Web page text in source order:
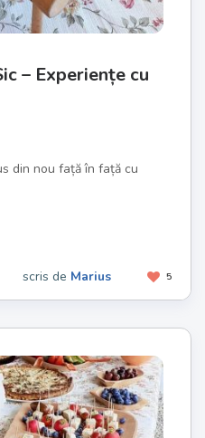
– Experiențe cu
din nou față în față cu
5
scris de Marius